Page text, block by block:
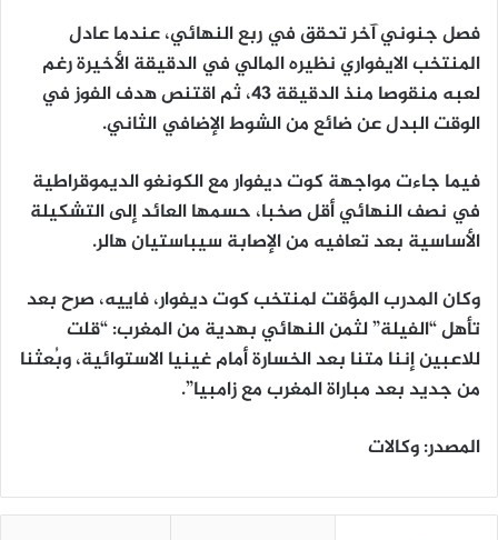
فصل جنوني آخر تحقق في ربع النهائي، عندما عادل
المنتخب الايفواري نظيره المالي في الدقيقة الأخيرة رغم
لعبه منقوصا منذ الدقيقة 43، ثم اقتنص هدف الفوز في
الوقت البدل عن ضائع من الشوط الإضافي الثاني.
فيما جاءت مواجهة كوت ديفوار مع الكونغو الديموقراطية
في نصف النهائي أقل صخبا، حسمها العائد إلى التشكيلة
الأساسية بعد تعافيه من الإصابة سيباستيان هالر.
وكان المدرب المؤقت لمنتخب كوت ديفوار، فاييه، صرح بعد
تأهل “الفيلة” لثمن النهائي بهدية من المغرب: “قلت
للاعبين إننا متنا بعد الخسارة أمام غينيا الاستوائية، وبُعثنا
من جديد بعد مباراة المغرب مع زامبيا”.
المصدر: وكالات